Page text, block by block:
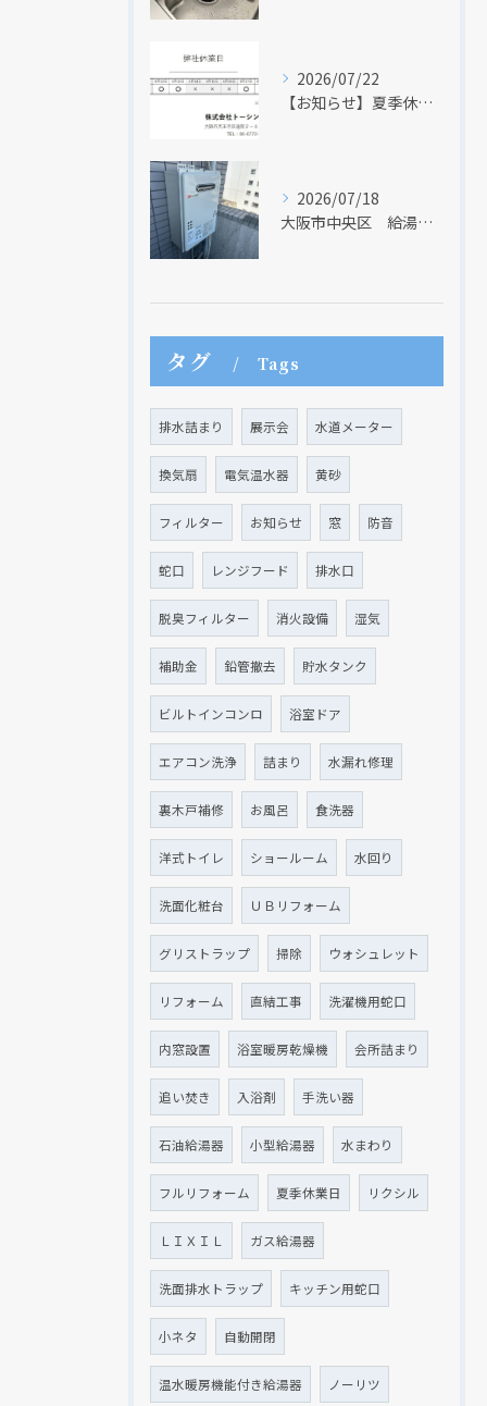
2026/07/22
【お知らせ】夏季休業日のお知らせ【２０２６年】
2026/07/18
大阪市中央区 給湯器のリモコンが無くても、リモコンを設置する方法はあります
タグ Tags
排水詰まり 展示会 水道メーター
換気扇 電気温水器 黄砂
フィルター お知らせ 窓 防音
蛇口 レンジフード 排水口
脱臭フィルター 消火設備 湿気
補助金 鉛管撤去 貯水タンク
ビルトインコンロ 浴室ドア
エアコン洗浄 詰まり 水漏れ修理
裏木戸補修 お風呂 食洗器
洋式トイレ ショールーム 水回り
洗面化粧台 ＵＢリフォーム
グリストラップ 掃除 ウォシュレット
リフォーム 直結工事 洗濯機用蛇口
内窓設置 浴室暖房乾燥機 会所詰まり
追い焚き 入浴剤 手洗い器
石油給湯器 小型給湯器 水まわり
フルリフォーム 夏季休業日 リクシル
ＬＩＸＩＬ ガス給湯器
洗面排水トラップ キッチン用蛇口
小ネタ 自動開閉
温水暖房機能付き給湯器 ノーリツ